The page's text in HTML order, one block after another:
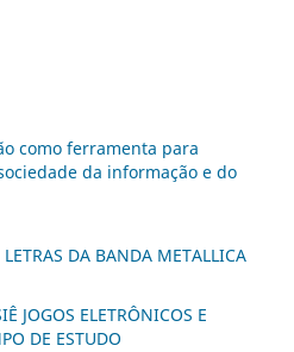
como ferramenta para
da informação e do
DA BANDA METALLICA
JOGOS ELETRÔNICOS E
DE ESTUDO